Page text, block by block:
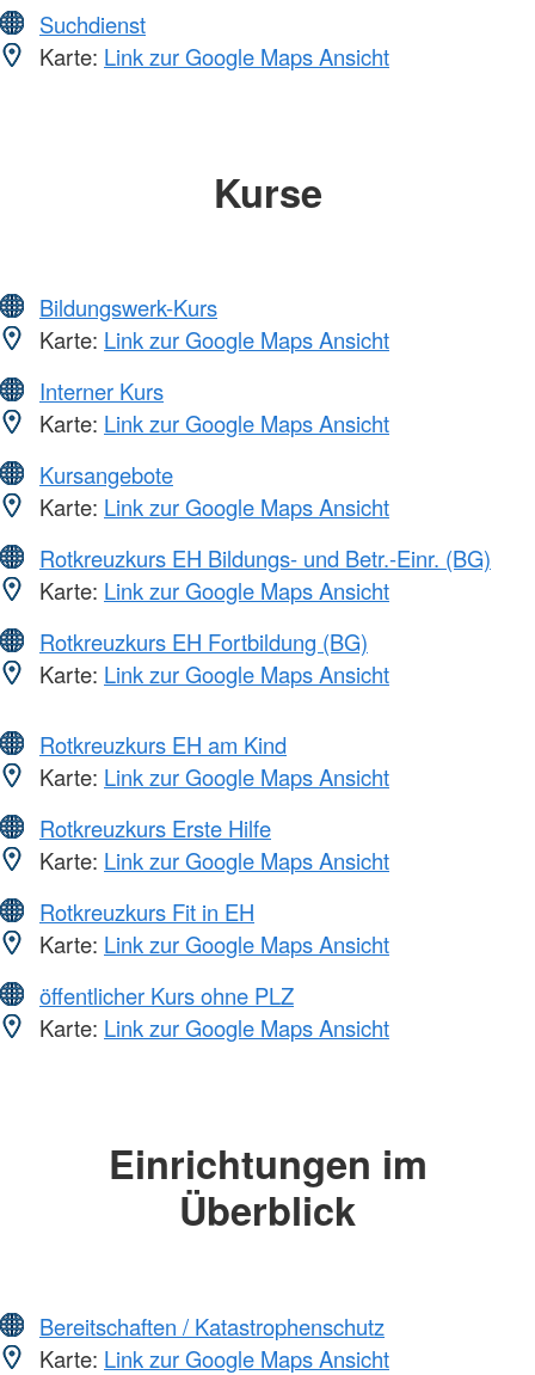
Suchdienst
Karte: Link zur Google Maps Ansicht
Kurse
Bildungswerk-Kurs
Karte: Link zur Google Maps Ansicht
Interner Kurs
Karte: Link zur Google Maps Ansicht
Kursangebote
Karte: Link zur Google Maps Ansicht
Rotkreuzkurs EH Bildungs- und Betr.-Einr. (BG)
Karte: Link zur Google Maps Ansicht
Rotkreuzkurs EH Fortbildung (BG)
Karte: Link zur Google Maps Ansicht
Rotkreuzkurs EH am Kind
Karte: Link zur Google Maps Ansicht
Rotkreuzkurs Erste Hilfe
Karte: Link zur Google Maps Ansicht
Rotkreuzkurs Fit in EH
Karte: Link zur Google Maps Ansicht
öffentlicher Kurs ohne PLZ
Karte: Link zur Google Maps Ansicht
Einrichtungen im
Überblick
Bereitschaften / Katastrophenschutz
Karte: Link zur Google Maps Ansicht